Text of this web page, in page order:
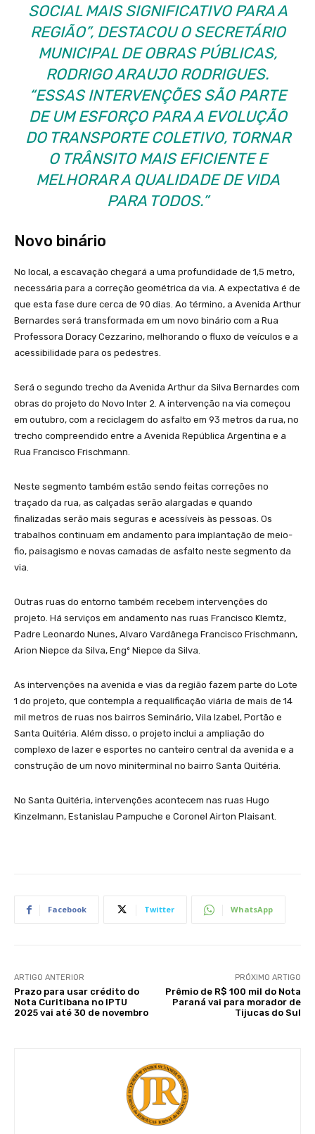
SOCIAL MAIS SIGNIFICATIVO PARA A
REGIÃO”, DESTACOU O SECRETÁRIO
MUNICIPAL DE OBRAS PÚBLICAS,
RODRIGO ARAUJO RODRIGUES.
“ESSAS INTERVENÇÕES SÃO PARTE
DE UM ESFORÇO PARA A EVOLUÇÃO
DO TRANSPORTE COLETIVO, TORNAR
O TRÂNSITO MAIS EFICIENTE E
MELHORAR A QUALIDADE DE VIDA
PARA TODOS.”
Novo binário
No local, a escavação chegará a uma profundidade de 1,5 metro,
necessária para a correção geométrica da via. A expectativa é de
que esta fase dure cerca de 90 dias. Ao término, a Avenida Arthur
Bernardes será transformada em um novo binário com a Rua
Professora Doracy Cezzarino, melhorando o fluxo de veículos e a
acessibilidade para os pedestres.
Será o segundo trecho da Avenida Arthur da Silva Bernardes com
obras do projeto do Novo Inter 2. A intervenção na via começou
em outubro, com a reciclagem do asfalto em 93 metros da rua, no
trecho compreendido entre a Avenida República Argentina e a
Rua Francisco Frischmann.
Neste segmento também estão sendo feitas correções no
traçado da rua, as calçadas serão alargadas e quando
finalizadas serão mais seguras e acessíveis às pessoas. Os
trabalhos continuam em andamento para implantação de meio-
fio, paisagismo e novas camadas de asfalto neste segmento da
via.
Outras ruas do entorno também recebem intervenções do
projeto. Há serviços em andamento nas ruas Francisco Klemtz,
Padre Leonardo Nunes, Alvaro Vardânega Francisco Frischmann,
Arion Niepce da Silva, Engº Niepce da Silva.
As intervenções na avenida e vias da região fazem parte do Lote
1 do projeto, que contempla a requalificação viária de mais de 14
mil metros de ruas nos bairros Seminário, Vila Izabel, Portão e
Santa Quitéria. Além disso, o projeto inclui a ampliação do
complexo de lazer e esportes no canteiro central da avenida e a
construção de um novo miniterminal no bairro Santa Quitéria.
No Santa Quitéria, intervenções acontecem nas ruas Hugo
Kinzelmann, Estanislau Pampuche e Coronel Airton Plaisant.
Facebook Twitter WhatsApp
ARTIGO ANTERIOR
Prazo para usar crédito do
Nota Curitibana no IPTU
2025 vai até 30 de novembro
PRÓXIMO ARTIGO
Prêmio de R$ 100 mil do Nota
Paraná vai para morador de
Tijucas do Sul